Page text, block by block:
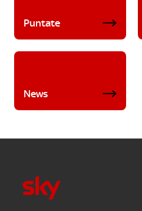
Puntate
News